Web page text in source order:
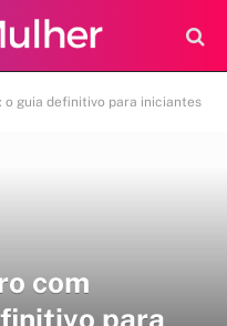
o guia definitivo para iniciantes
com
para